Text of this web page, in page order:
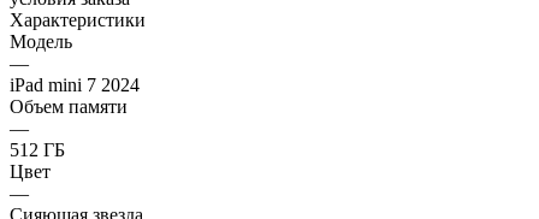
Характеристики
Модель
—
iPad mini 7 2024
Объем памяти
—
512 ГБ
Цвет
—
Сияющая звезда